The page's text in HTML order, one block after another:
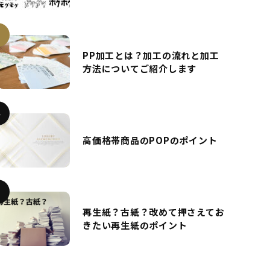
PP加工とは？加工の流れと加工
方法についてご紹介します
高価格帯商品のPOPのポイント
再生紙？古紙？改めて押さえてお
きたい再生紙のポイント